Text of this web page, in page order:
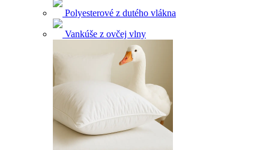
Polyesterové z dutého vlákna
Vankúše z ovčej vlny